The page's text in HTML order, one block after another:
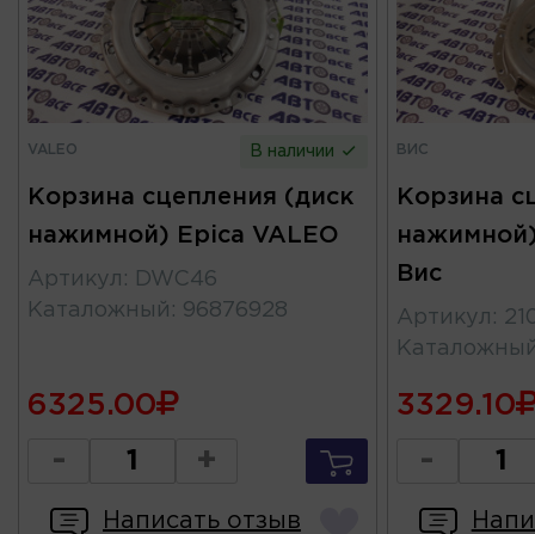
VALEO В наличии
Корзина сцепления (диск
нажимной) Epica VALEO
Артикул :
DWC46
Каталожный : 96876928
6325.00
- +
Написать отзыв
ВИС
Корзина
Вис
Артикул :
3329.10
-